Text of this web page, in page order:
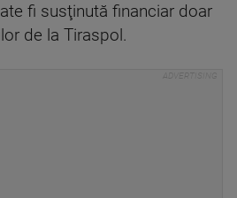
fi susţinută financiar doar
de la Tiraspol.